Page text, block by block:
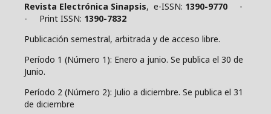
Revista Electrónica Sinapsis, e-ISSN: 1390-9770 -
- Print ISSN: 1390-7832
Publicación semestral, arbitrada y de acceso libre.
Período 1 (Número 1): Enero a junio. Se publica el 30 de
Junio.
Período 2 (Número 2): Julio a diciembre. Se publica el 31
de diciembre